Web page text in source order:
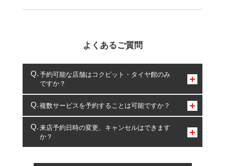
よくあるご質問
予約可能な店舗はコクピット・タイヤ館のみ
ですか？
コクピット・タイヤ館のみとなります。
複数サービスを予約することは可能ですか？
複数サービスのご予約は可能です。
一部の商品・サービスの組み合わせに限り、同時にご予約が
出来ないものもございます。
来店予約日時の変更、キャンセルはできます
か？